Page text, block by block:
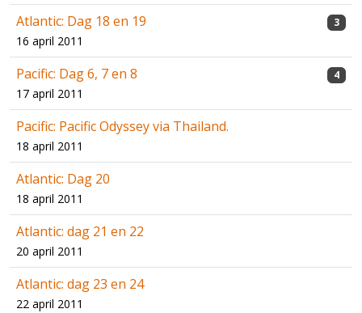
Atlantic: Dag 18 en 19
16 april 2011
3
Pacific: Dag 6, 7 en 8
17 april 2011
4
Pacific: Pacific Odyssey via Thailand.
18 april 2011
Atlantic: Dag 20
18 april 2011
Atlantic: dag 21 en 22
20 april 2011
Atlantic: dag 23 en 24
22 april 2011